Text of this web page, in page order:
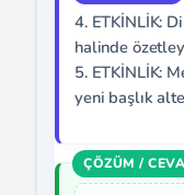
4. ETKİNLİK:
halinde
5. ETKİNLİK:
yeni başlık